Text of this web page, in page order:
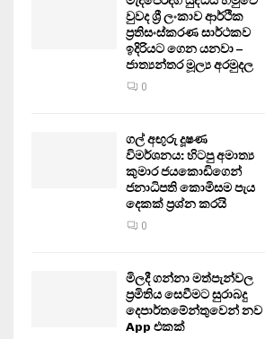
වුවද ශ්‍රී ලංකාව ආර්ථික
ප්‍රතිසංස්කරණ සාර්ථකව
ඉදිරියට ගෙන යනවා –
ජාත්‍යන්තර මූල්‍ය අරමුදල
0
ගල් අඟුරු දූෂණ
විමර්ශනය: හිටපු අමාත්‍ය
කුමාර ජයකොඩිගෙන්
ජනාධිපති කොමිසම පැය
දෙකක් ප්‍රශ්න කරයි
0
මිලදී ගන්නා මත්පැන්වල
ප්‍රමිතිය සෙවීමට සුරාබදු
දෙපාර්තමේන්තුවෙන් නව
App එකක්